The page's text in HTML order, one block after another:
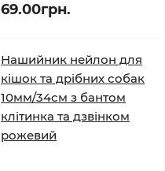
69.00грн.
Нашийник нейлон для
кішок та дрібних собак
10мм/34см з бантом
клітинка та дзвінком
рожевий